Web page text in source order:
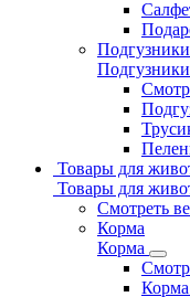
Товары для
Товары для
Смотреть
Корма
Корма
Корма